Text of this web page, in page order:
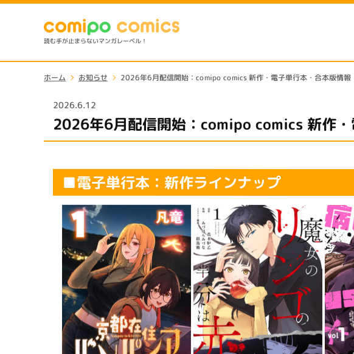
読む手が止まらないマンガレーベル！
ホーム お知らせ 2026年6月配信開始：comipo comics 新作・電子単行本・合本版情報
2026.6.12
2026年6月配信開始：comipo comics 新作
■電子単行本：新作ラインナップ